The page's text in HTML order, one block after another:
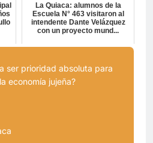
La Quiaca: alumnos de la
Escuela N° 463 visitaron al
intendente Dante Velázquez
con un proyecto mund...
ser prioridad absoluta para
economía jujeña?